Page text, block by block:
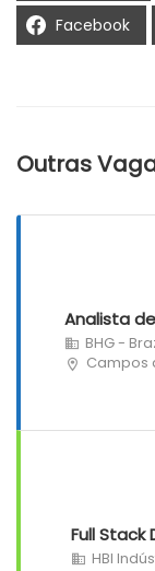
Facebook
Outras
Analista
BHG -
Campos
Full Stack
HBI